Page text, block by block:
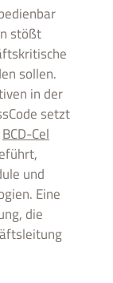
stößt
sollen.
in der
setzt
BCD-Cel
und
Eine
die